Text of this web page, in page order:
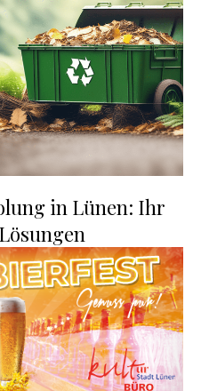
in Lünen: Ihr